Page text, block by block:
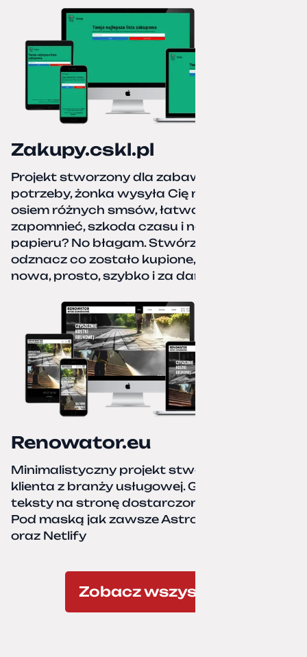
Zakupy.cskl.pl
Projekt stworzony dla zabawy i realnej
potrzeby, żonka wysyła Cię na zakupy,
osiem różnych smsów, łatwo coś pominać,
zapomnieć, szkoda czasu i nerwów. Kartka
papieru? No błagam. Stwórz listę zakupów,
odznacz co zostało kupione, zacznij od
nowa, prosto, szybko i za darmo.
Renowator.eu
Minimalistyczny projekt stworzony dla
klienta z branży usługowej. Grafiki oraz
teksty na stronę dostarczone przez klienta.
Pod maską jak zawsze Astro, TailwindCSS,
oraz Netlify
Zobacz wszystkie